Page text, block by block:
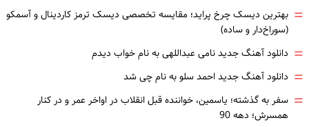
= بهترین دیسک چرخ پراید؛ مقایسه تخصصی دیسک ترمز کاردینال و آسمکو
(سوراخ‌دار و ساده)
= دانلود آهنگ جدید نامی عبداللهی به نام خواب دیدم
= دانلود آهنگ جدید احمد سلو به نام چی شد
= سفر به گذشته؛ یاسمین، خواننده قبل انقلاب در اواخر عمر و در کنار
همسرش؛ دهه 90